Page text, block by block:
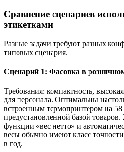
Сравнение сценариев
этикетками
Разные задачи требуют разных
типовых сценария.
Сценарий 1: Фасовка в
Требования: компактность,
для персонала. Оптимальны
встроенным термопринтером на
предустановленной базой
функции «вес нетто» и
весы обычно имеют класс
в год.